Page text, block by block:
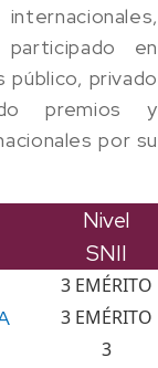
en
privado
premios y
por su
Nivel
SNII
3 EMÉRITO
3 EMÉRITO
3